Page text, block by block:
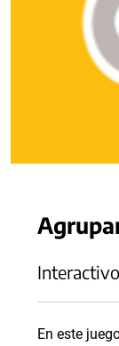
Interactivo
En este